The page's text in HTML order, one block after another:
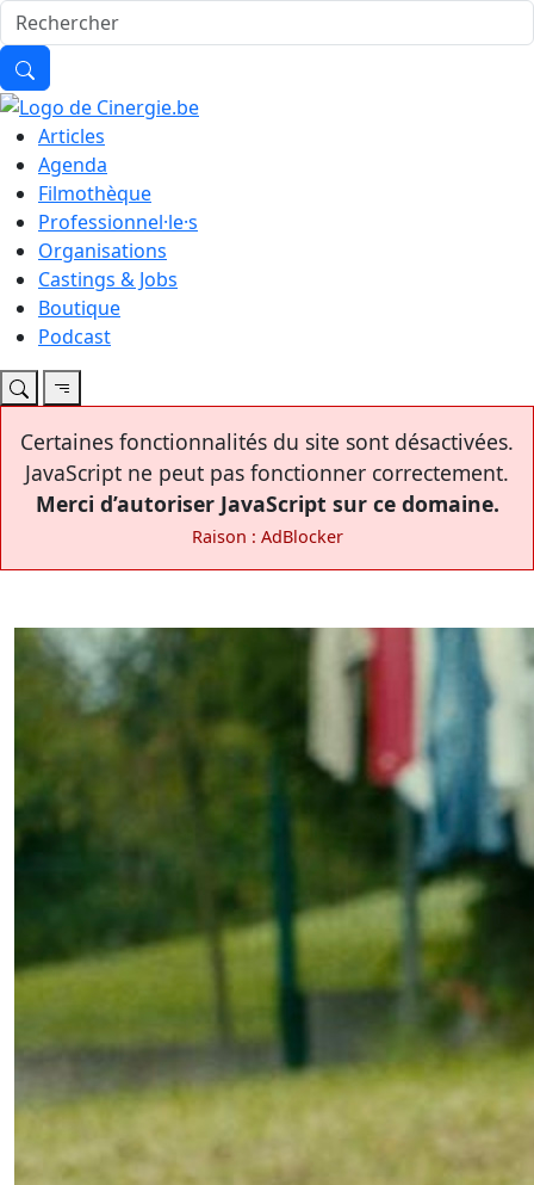
Articles
Agenda
Filmothèque
Professionnel·le·s
Organisations
Castings & Jobs
Boutique
Podcast
Certaines fonctionnalités du site sont désactivées.
JavaScript ne peut pas fonctionner correctement.
Merci d’autoriser JavaScript sur ce domaine.
Raison : AdBlocker